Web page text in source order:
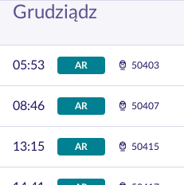
Grudziądz
05:53 AR 50403
08:46 AR 50407
13:15 AR 50415